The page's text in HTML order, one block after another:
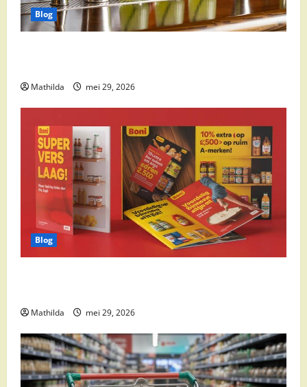
Blog
Mathilda mei 29, 2026
Blog
Mathilda mei 29, 2026